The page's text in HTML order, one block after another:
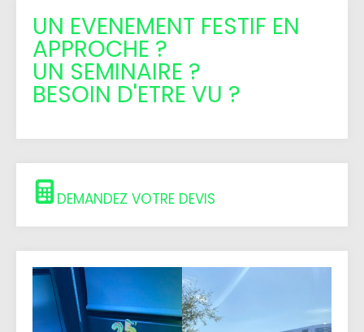
UN EVENEMENT FESTIF EN
APPROCHE ?
UN SEMINAIRE ?
BESOIN D'ETRE VU ?
DEMANDEZ VOTRE DEVIS